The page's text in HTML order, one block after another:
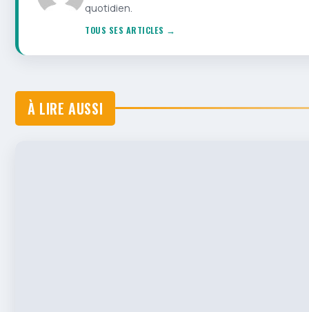
quotidien.
TOUS SES ARTICLES →
À LIRE AUSSI